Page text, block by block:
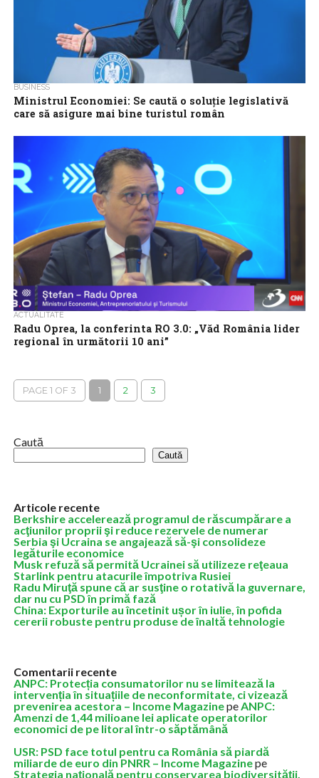
BUSINESS
Ministrul Economiei: Se caută o soluţie legislativă
care să asigure mai bine turistul român
competiţie suficientă şi, de...
ACTUALITATE
Radu Oprea, la conferinta RO 3.0: „Văd România lider
regional în următorii 10 ani”
3.0,...
PAGE 1 OF 3 1 2 3
Caută
Caută
Articole recente
Berkshire accelerează programul de răscumpărare a
acţiunilor proprii şi reduce rezervele de numerar
Serbia şi Ucraina se angajează să-şi consolideze
legăturile economice
Musk refuză să permită Ucrainei să utilizeze reţeaua
Starlink pentru atacurile împotriva Rusiei
Radu Miruţă spune că ar susţine o rotativă la guvernare,
dar nu cu PSD în primă fază
China: Exporturile au încetinit ușor în iulie, în pofida
cererii robuste pentru produse de înaltă tehnologie
Comentarii recente
ANPC: Protecția consumatorilor nu se limitează la
intervenția în situațiile de neconformitate, ci vizează
prevenirea acestora – Income MagazinepeANPC:
Amenzi de 1,44 milioane lei aplicate operatorilor
economici de pe litoral într-o săptămână
USR: PSD face totul pentru ca România să piardă
miliarde de euro din PNRR – Income Magazinepe
Strategia națională pentru conservarea biodiversității,